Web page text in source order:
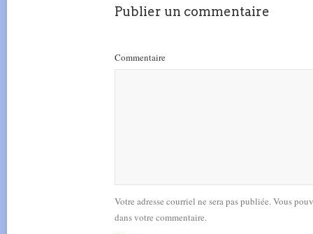
Publier un commentaire
Commentaire
Votre adresse courriel ne sera pas publiée. Vous
dans votre commentaire.